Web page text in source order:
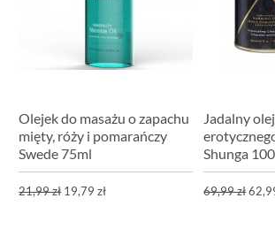
Olejek do masażu o zapachu
mięty, róży i pomarańczy
Swede 75ml
21,99 zł 19,79 zł
Jadalny
Shunga
69,99 zł